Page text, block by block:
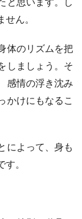
と思います。し
ん。
体のリズムを把
しましょう。そ
感情の浮き沈み
かけにもなるこ
によって、身も
。